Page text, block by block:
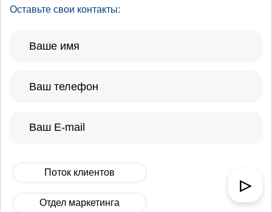
Оставьте свои контакты:
Поток клиентов
Отдел маркетинга
▷